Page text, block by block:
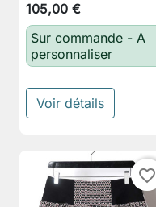
105,00 €
Sur commande - A
personnaliser
Voir détails
favorite_border